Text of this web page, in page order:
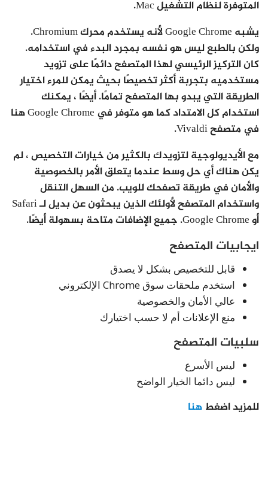
المتوفرة لنظام التشغيل Mac.
يشبه Google Chrome لأنه يستخدم محرك Chromium.
ولكن بالطبع ليس هو نفسه بمجرد البدء في استخدامه.
كان التركيز الرئيسي لهذا المتصفح دائمًا على تزويد
مستخدميه بتجربة أكثر تخصيصًا بحيث يمكن للمرء اختيار
الطريقة التي يبدو بها المتصفح تمامًا. أيضًا ، يمكنك
استخدام كل الامتداد كما هو متوفر في Google Chrome هنا
في متصفح Vivaldi.
مع الأيديولوجية لتزويدك بالكثير من خيارات التخصيص ، لم
يكن هناك أي حل وسط عندما يتعلق الأمر بالخصوصية
والأمان في طريقة تصفحك للويب. من السهل التنقل
واستخدام المتصفح لأولئك الذين يبحثون عن بديل لـ Safari
أو Google Chrome. جميع الإضافات متاحة بسهولة أيضًا.
ايجابيات المتصفح
قابل للتخصيص بشكل لا يصدق
استخدم ملحقات سوق Chrome الإلكتروني
عالي الأمان والخصوصية
منع الإعلانات أم لا حسب اختيارك
سلبيات المتصفح
ليس الأسرع
ليس دائما الخيار الواضح
للمزيد اضغط هنا